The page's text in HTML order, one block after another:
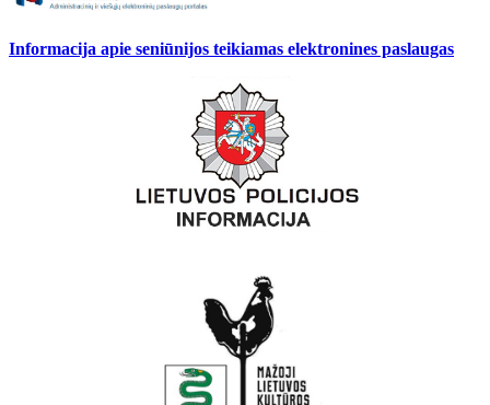
Informacija apie seniūnijos teikiamas elektronines paslaugas